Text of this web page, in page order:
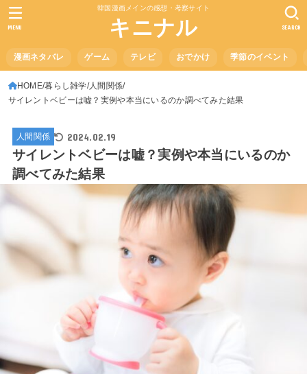
韓国漫画メインの感想・考察サイト
キニナル
漫画ネタバレ ゲーム テレビ おでかけ 季節のイベント
SEARCH
MENU
HOME 暮らし雑学 人間関係
サイレントベビーは嘘？実例や本当にいるのか調べてみた結果
人間関係 2024.02.19
サイレントベビーは嘘？実例や本当にいるのか
調べてみた結果